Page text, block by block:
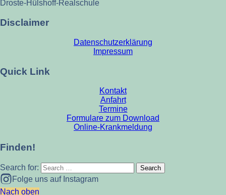
Droste-Hülshoff-Realschule
Disclaimer
Datenschutzerklärung
Impressum
Quick Link
Kontakt
Anfahrt
Termine
Formulare zum Download
Online-Krankmeldung
Finden!
Search for:
Folge uns auf Instagram
Nach oben